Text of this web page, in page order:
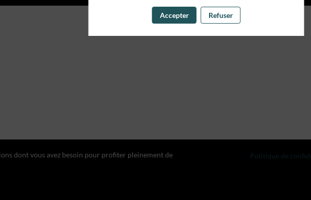
dont vous avez besoin pour profiter pleinement de
Politique de
Accepter Refuser